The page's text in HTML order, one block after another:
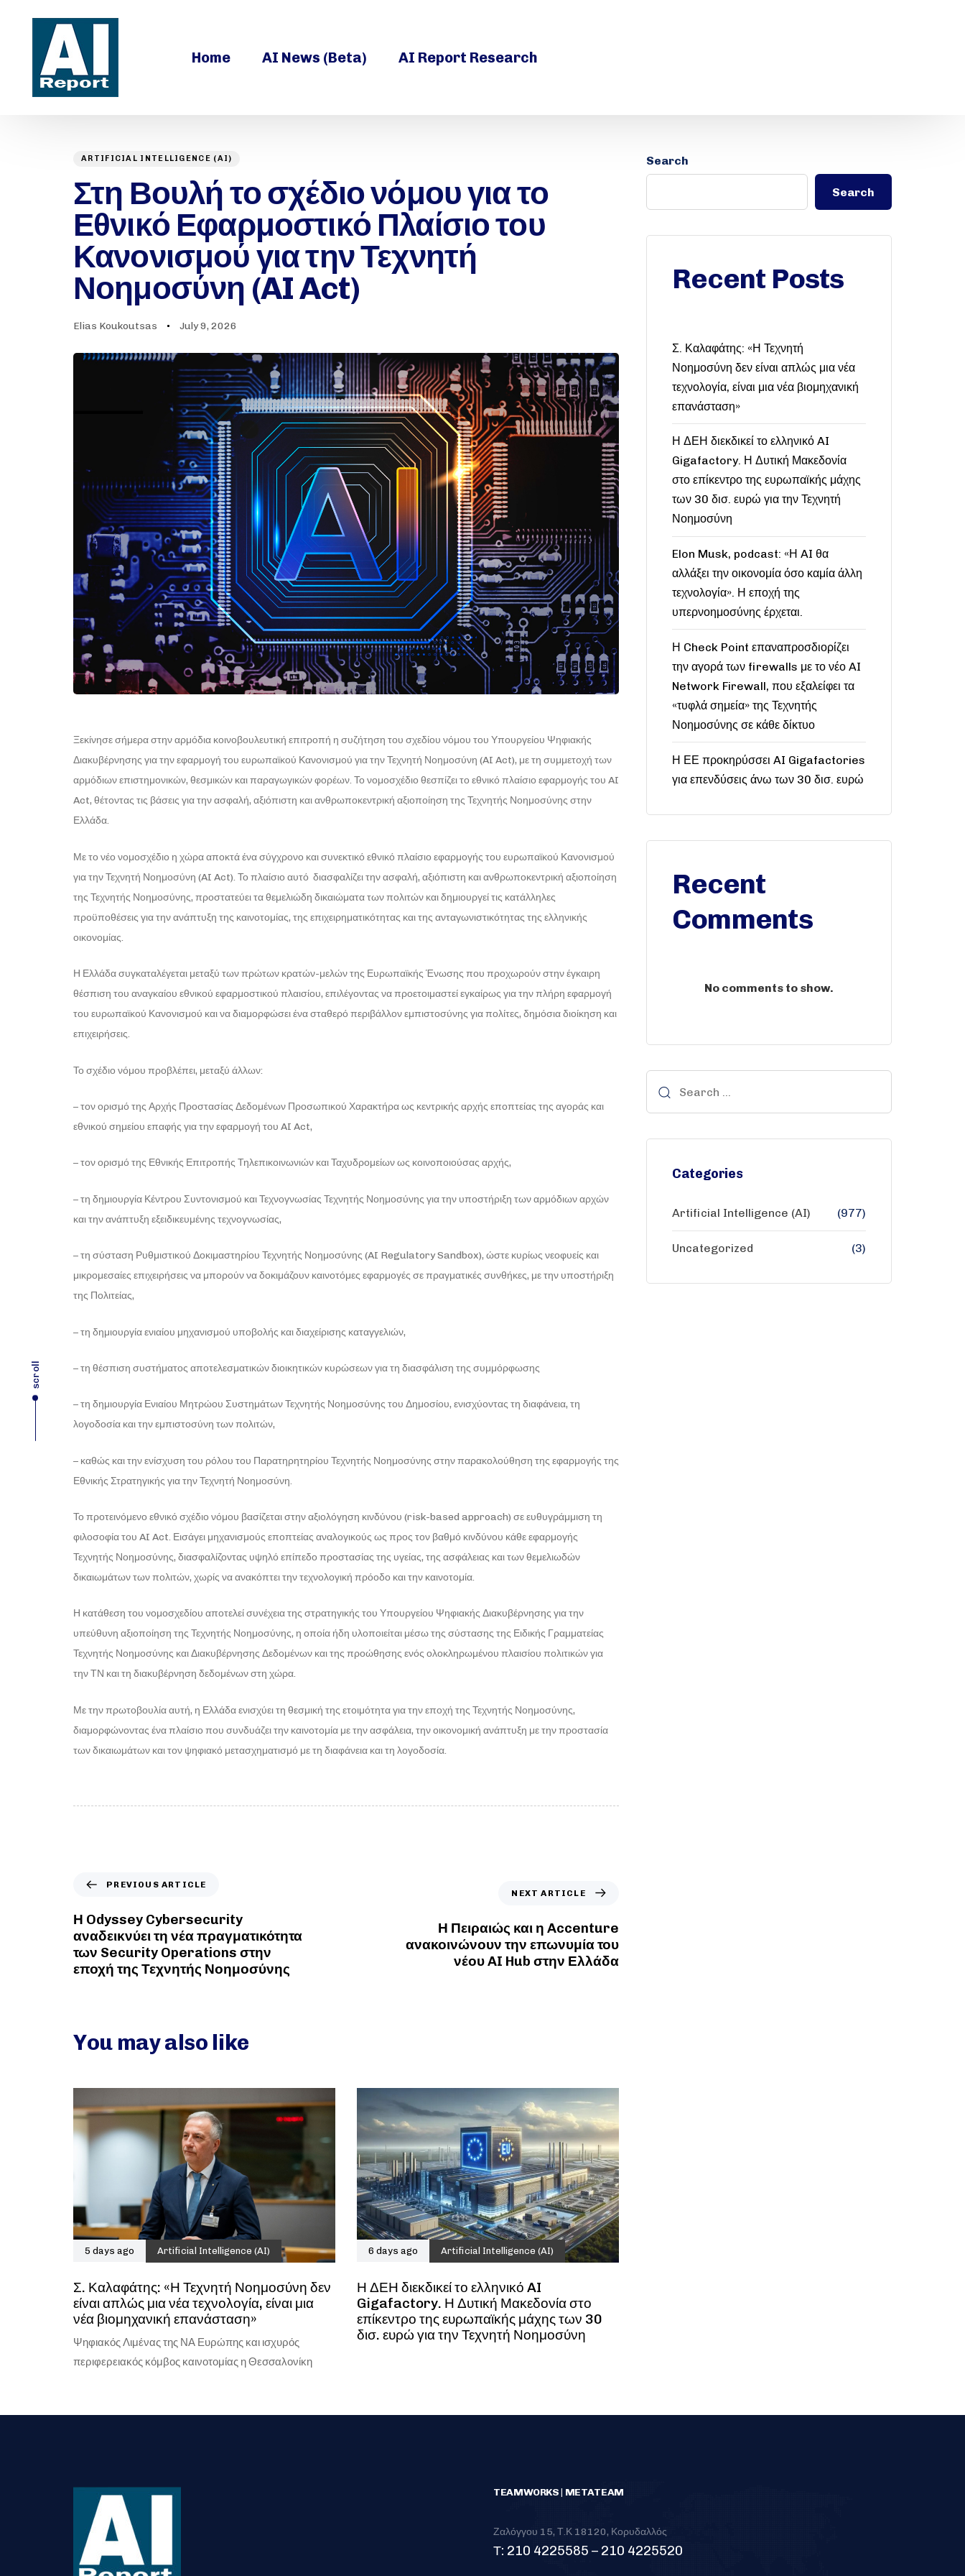
Home AI News (Beta) AI Report Research
scroll
PUBLISHED
IN:
ARTIFICIAL INTELLIGENCE (AI)
Στη Βουλή το σχέδιο νόμου για το
Εθνικό Εφαρμοστικό Πλαίσιο του
Κανονισμού για την Τεχνητή
Νοημοσύνη (AI Act)
Author
Elias Koukoutsas
Published
on:
July 9, 2026
Ξεκίνησε σήμερα στην αρμόδια κοινοβουλευτική επιτροπή η συζήτηση του σχεδίου νόμου του Υπουργείου Ψηφιακής
Διακυβέρνησης για την εφαρμογή του ευρωπαϊκού Κανονισμού για την Τεχνητή Νοημοσύνη (AI Act), με τη συμμετοχή των
αρμόδιων επιστημονικών, θεσμικών και παραγωγικών φορέων. Το νομοσχέδιο θεσπίζει το εθνικό πλαίσιο εφαρμογής του AI
Act, θέτοντας τις βάσεις για την ασφαλή, αξιόπιστη και ανθρωποκεντρική αξιοποίηση της Τεχνητής Νοημοσύνης στην
Ελλάδα.
Με το νέο νομοσχέδιο η χώρα αποκτά ένα σύγχρονο και συνεκτικό εθνικό πλαίσιο εφαρμογής του ευρωπαϊκού Κανονισμού
για την Τεχνητή Νοημοσύνη (AI Act). Το πλαίσιο αυτό διασφαλίζει την ασφαλή, αξιόπιστη και ανθρωποκεντρική αξιοποίηση
της Τεχνητής Νοημοσύνης, προστατεύει τα θεμελιώδη δικαιώματα των πολιτών και δημιουργεί τις κατάλληλες
προϋποθέσεις για την ανάπτυξη της καινοτομίας, της επιχειρηματικότητας και της ανταγωνιστικότητας της ελληνικής
οικονομίας.
Η Ελλάδα συγκαταλέγεται μεταξύ των πρώτων κρατών-μελών της Ευρωπαϊκής Ένωσης που προχωρούν στην έγκαιρη
θέσπιση του αναγκαίου εθνικού εφαρμοστικού πλαισίου, επιλέγοντας να προετοιμαστεί εγκαίρως για την πλήρη εφαρμογή
του ευρωπαϊκού Κανονισμού και να διαμορφώσει ένα σταθερό περιβάλλον εμπιστοσύνης για πολίτες, δημόσια διοίκηση και
επιχειρήσεις.
Το σχέδιο νόμου προβλέπει, μεταξύ άλλων:
– τον ορισμό της Αρχής Προστασίας Δεδομένων Προσωπικού Χαρακτήρα ως κεντρικής αρχής εποπτείας της αγοράς και
εθνικού σημείου επαφής για την εφαρμογή του AI Act,
– τον ορισμό της Εθνικής Επιτροπής Τηλεπικοινωνιών και Ταχυδρομείων ως κοινοποιούσας αρχής,
– τη δημιουργία Κέντρου Συντονισμού και Τεχνογνωσίας Τεχνητής Νοημοσύνης για την υποστήριξη των αρμόδιων αρχών
και την ανάπτυξη εξειδικευμένης τεχνογνωσίας,
– τη σύσταση Ρυθμιστικού Δοκιμαστηρίου Τεχνητής Νοημοσύνης (AI Regulatory Sandbox), ώστε κυρίως νεοφυείς και
μικρομεσαίες επιχειρήσεις να μπορούν να δοκιμάζουν καινοτόμες εφαρμογές σε πραγματικές συνθήκες, με την υποστήριξη
της Πολιτείας,
– τη δημιουργία ενιαίου μηχανισμού υποβολής και διαχείρισης καταγγελιών,
– τη θέσπιση συστήματος αποτελεσματικών διοικητικών κυρώσεων για τη διασφάλιση της συμμόρφωσης
– τη δημιουργία Ενιαίου Μητρώου Συστημάτων Τεχνητής Νοημοσύνης του Δημοσίου, ενισχύοντας τη διαφάνεια, τη
λογοδοσία και την εμπιστοσύνη των πολιτών,
– καθώς και την ενίσχυση του ρόλου του Παρατηρητηρίου Τεχνητής Νοημοσύνης στην παρακολούθηση της εφαρμογής της
Εθνικής Στρατηγικής για την Τεχνητή Νοημοσύνη.
Το προτεινόμενο εθνικό σχέδιο νόμου βασίζεται στην αξιολόγηση κινδύνου (risk-based approach) σε ευθυγράμμιση τη
φιλοσοφία του AI Act. Εισάγει μηχανισμούς εποπτείας αναλογικούς ως προς τον βαθμό κινδύνου κάθε εφαρμογής
Τεχνητής Νοημοσύνης, διασφαλίζοντας υψηλό επίπεδο προστασίας της υγείας, της ασφάλειας και των θεμελιωδών
δικαιωμάτων των πολιτών, χωρίς να ανακόπτει την τεχνολογική πρόοδο και την καινοτομία.
Η κατάθεση του νομοσχεδίου αποτελεί συνέχεια της στρατηγικής του Υπουργείου Ψηφιακής Διακυβέρνησης για την
υπεύθυνη αξιοποίηση της Τεχνητής Νοημοσύνης, η οποία ήδη υλοποιείται μέσω της σύστασης της Ειδικής Γραμματείας
Τεχνητής Νοημοσύνης και Διακυβέρνησης Δεδομένων και της προώθησης ενός ολοκληρωμένου πλαισίου πολιτικών για
την ΤΝ και τη διακυβέρνηση δεδομένων στη χώρα.
Με την πρωτοβουλία αυτή, η Ελλάδα ενισχύει τη θεσμική της ετοιμότητα για την εποχή της Τεχνητής Νοημοσύνης,
διαμορφώνοντας ένα πλαίσιο που συνδυάζει την καινοτομία με την ασφάλεια, την οικονομική ανάπτυξη με την προστασία
των δικαιωμάτων και τον ψηφιακό μετασχηματισμό με τη διαφάνεια και τη λογοδοσία.
PREVIOUS ARTICLE
Η Odyssey Cybersecurity
αναδεικνύει τη νέα πραγματικότητα
των Security Operations στην
εποχή της Τεχνητής Νοημοσύνης
NEXT ARTICLE
Η Πειραιώς και η Accenture
ανακοινώνουν την επωνυμία του
νέου AI Hub στην Ελλάδα
You may also like
5 days ago Artificial Intelligence (AI)
Σ. Καλαφάτης: «Η Τεχνητή Νοημοσύνη δεν
είναι απλώς μια νέα τεχνολογία, είναι μια
νέα βιομηχανική επανάσταση»
Ψηφιακός Λιμένας της ΝΑ Ευρώπης και ισχυρός
περιφερειακός κόμβος καινοτομίας η Θεσσαλονίκη
6 days ago Artificial Intelligence (AI)
Η ΔΕΗ διεκδικεί το ελληνικό AI
Gigafactory. Η Δυτική Μακεδονία στο
επίκεντρο της ευρωπαϊκής μάχης των 30
δισ. ευρώ για την Τεχνητή Νοημοσύνη
Search
Search
Recent Posts
Σ. Καλαφάτης: «Η Τεχνητή
Νοημοσύνη δεν είναι απλώς μια νέα
τεχνολογία, είναι μια νέα βιομηχανική
επανάσταση»
Η ΔΕΗ διεκδικεί το ελληνικό AI
Gigafactory. Η Δυτική Μακεδονία
στο επίκεντρο της ευρωπαϊκής μάχης
των 30 δισ. ευρώ για την Τεχνητή
Νοημοσύνη
Elon Musk, podcast: «Η AI θα
αλλάξει την οικονομία όσο καμία άλλη
τεχνολογία». Η εποχή της
υπερνοημοσύνης έρχεται.
Η Check Point επαναπροσδιορίζει
την αγορά των firewalls με το νέο AI
Network Firewall, που εξαλείφει τα
«τυφλά σημεία» της Τεχνητής
Νοημοσύνης σε κάθε δίκτυο
Η ΕΕ προκηρύσσει AI Gigafactories
για επενδύσεις άνω των 30 δισ. ευρώ
Recent
Comments
No comments to show.
Categories
Artificial Intelligence (AI) (977)
Uncategorized (3)
TEAMWORKS | METATEAM
Ζαλόγγου 15, Τ.Κ 18120, Κορυδαλλός
Τ: 210 4225585 – 210 4225520